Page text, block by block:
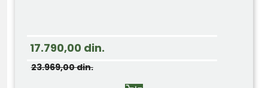
17.790,00 din.
23.969,00din.